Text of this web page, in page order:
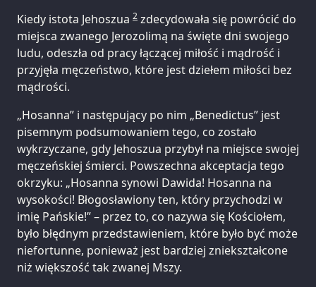
Kiedy istota Jehoszua 2 zdecydowała się powrócić do
miejsca zwanego Jerozolimą na święte dni swojego
ludu, odeszła od pracy łączącej miłość i mądrość i
przyjęła męczeństwo, które jest dziełem miłości bez
mądrości.
„Hosanna” i następujący po nim „Benedictus” jest
pisemnym podsumowaniem tego, co zostało
wykrzyczane, gdy Jehoszua przybył na miejsce swojej
męczeńskiej śmierci. Powszechna akceptacja tego
okrzyku: „Hosanna synowi Dawida! Hosanna na
wysokości! Błogosławiony ten, który przychodzi w
imię Pańskie!” – przez to, co nazywa się Kościołem,
było błędnym przedstawieniem, które było być może
niefortunne, ponieważ jest bardziej zniekształcone
niż większość tak zwanej Mszy.